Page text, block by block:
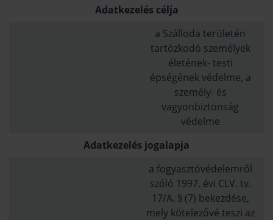
Adatkezelés célja
a Szálloda területén
tartózkodó személyek
életének- testi
épségének védelme, a
személy- és
vagyonbiztonság
védelme
Adatkezelés jogalapja
a fogyasztóvédelemről
szóló 1997. évi CLV. tv.
17/A. § (7) bekezdése,
mely kötelezővé teszi az